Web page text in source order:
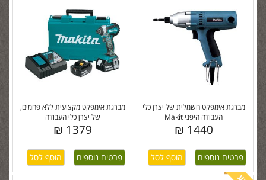
מברגת אימפקט מקצועית ללא פחמים,
של יצרן כלי העבודה
1379 ₪
פרטים נוספים
מברגת אימפקט חשמלית של יצרן כלי
העבודה היפני Makit
1440 ₪
פרטים נוספים